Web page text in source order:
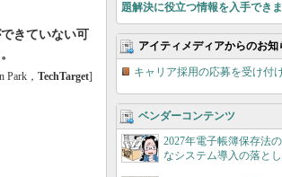
きていない可
Park， TechTarget]
題解決に役立つ情報を入手できま
アイティメディアからのお知
キャリア採用の応募を受け付
ベンダーコンテンツ
2027年電子帳簿保存法
なシステム導入の落と